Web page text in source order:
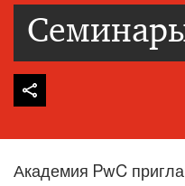
Академия PwC